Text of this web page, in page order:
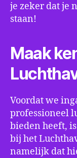
je zeker dat je
staan!
Maak
Voordat we
professioneel
bieden heeft,
bij het
namelijk dat